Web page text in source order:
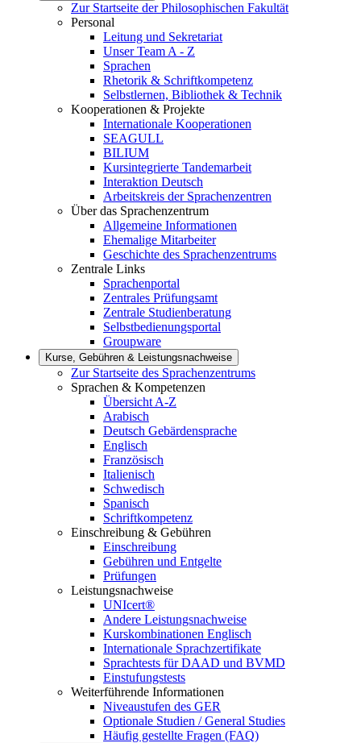
Zur Startseite der Philosophischen Fakultät
Personal
Leitung und Sekretariat
Unser Team A - Z
Sprachen
Rhetorik & Schriftkompetenz
Selbstlernen, Bibliothek & Technik
Kooperationen & Projekte
Internationale Kooperationen
SEAGULL
BILIUM
Kursintegrierte Tandemarbeit
Interaktion Deutsch
Arbeitskreis der Sprachenzentren
Über das Sprachenzentrum
Allgemeine Informationen
Ehemalige Mitarbeiter
Geschichte des Sprachenzentrums
Zentrale Links
Sprachenportal
Zentrales Prüfungsamt
Zentrale Studienberatung
Selbstbedienungsportal
Groupware
Kurse, Gebühren & Leistungsnachweise
Zur Startseite des Sprachenzentrums
Sprachen & Kompetenzen
Übersicht A-Z
Arabisch
Deutsch Gebärdensprache
Englisch
Französisch
Italienisch
Schwedisch
Spanisch
Schriftkompetenz
Einschreibung & Gebühren
Einschreibung
Gebühren und Entgelte
Prüfungen
Leistungsnachweise
UNIcert®
Andere Leistungsnachweise
Kurskombinationen Englisch
Internationale Sprachzertifikate
Sprachtests für DAAD und BVMD
Einstufungstests
Weiterführende Informationen
Niveaustufen des GER
Optionale Studien / General Studies
Häufig gestellte Fragen (FAQ)